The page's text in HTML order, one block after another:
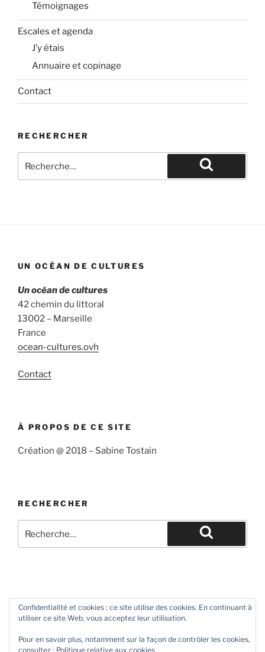
Témoignages
Escales et agenda
J’y étais
Annuaire et copinage
Contact
RECHERCHER
pour
Recherche
UN OCÉAN DE CULTURES
Un océan de cultures
42 chemin du littoral
13002 – Marseille
France
ocean-cultures.ovh
Contact
À PROPOS DE CE SITE
Création @ 2018 – Sabine Tostain
RECHERCHER
pour
Recherche
Confidentialité et cookies : ce site utilise des cookies. En continuant à
utiliser ce site Web, vous acceptez leur utilisation.
Pour en savoir plus, notamment sur la façon de contrôler les cookies,
consultez : Politique relative aux cookies
Suivre « Sabine et l’océan »
Me suivre sur Twitter
Ma chaîne You Tube
Contact